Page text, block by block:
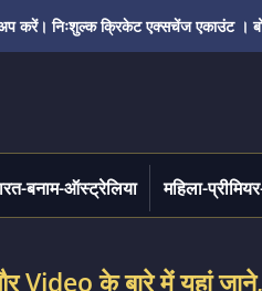
करें। निःशुल्क क्रिकेट एक्सचेंज एकाउंट ।
बनाम-ऑस्ट्रेलिया महिला-
के बारे में यहां जाने,